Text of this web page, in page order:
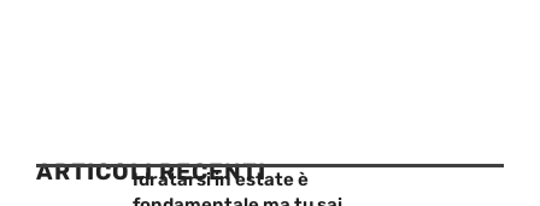
ARTICOLI RECENTI
Idratarsi in estate è